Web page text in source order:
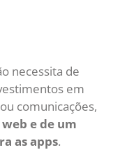
necessita de
em
comunicações,
e de um
as apps.